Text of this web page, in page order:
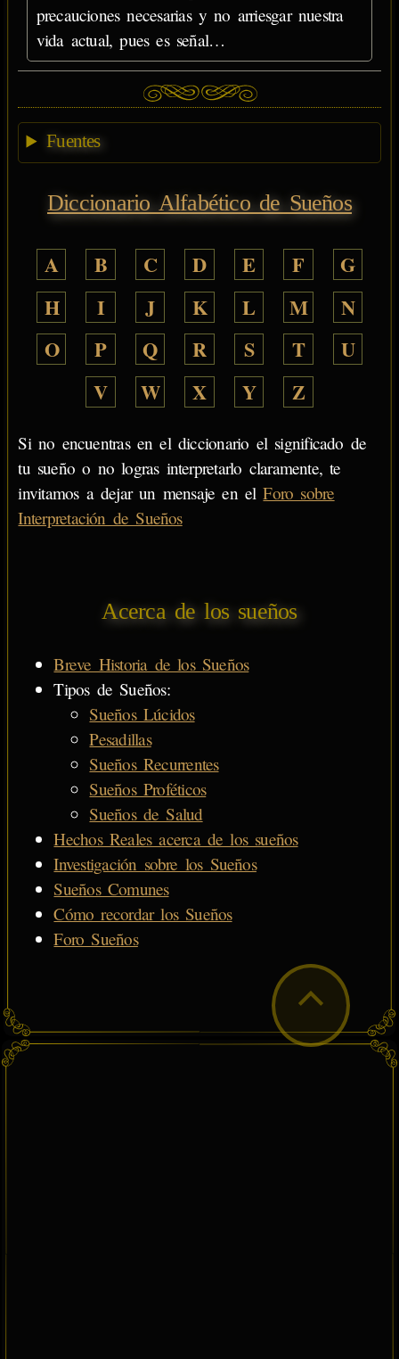
precauciones necesarias y no arriesgar nuestra
vida actual, pues es señal…
Fuentes
Diccionario Alfabético de Sueños
A B C D E F
G
H
I J K L M
N
O
P Q R S T
U
V
W X Y Z
Si no encuentras en el diccionario el significado de
tu sueño o no logras interpretarlo claramente, te
invitamos a dejar un mensaje en elForo sobre
Interpretación de Sueños
Acerca de los sueños
Breve Historia de los Sueños
Tipos de Sueños:
Sueños Lúcidos
Pesadillas
Sueños Recurrentes
Sueños Proféticos
Sueños de Salud
Hechos Reales acerca de los sueños
Investigación sobre los Sueños
Sueños Comunes
Cómo recordar los Sueños
Foro Sueños